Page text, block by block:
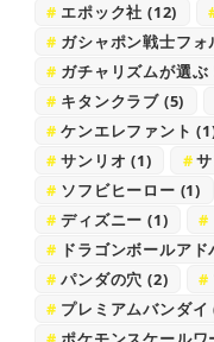
エポック社 (12)
ガシャポン戦士フォ
ガチャリズムが選ぶ
キタンクラブ (5)
ケンエレファント
サンリオ (1)
ソフビヒーロー (1)
ディズニー (1)
ドラゴンボールアド
パンダの穴 (2)
プレミアムバンダイ